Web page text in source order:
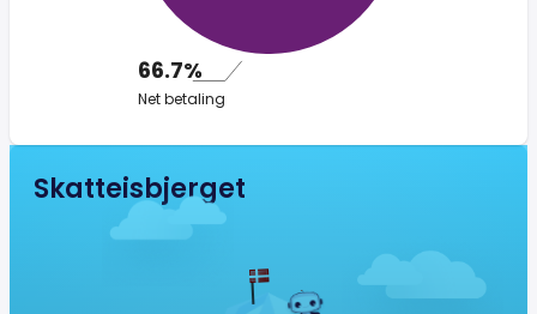
66.7%
Net betaling
Skatteisbjerget